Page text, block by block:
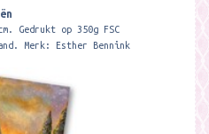
Gedrukt op 350g FSC
Merk: Esther Bennink